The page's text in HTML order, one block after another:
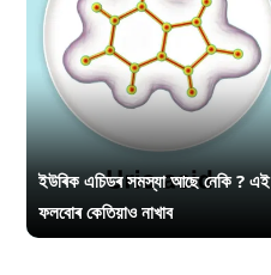
ইউৰিক এচিডৰ সমস্যা আছে নেকি ? এই
ফলবোৰ কেতিয়াও নাখাব